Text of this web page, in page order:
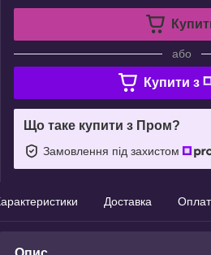
або
Купити з
Що таке купити з Пром?
Замовлення під захистом
Доставка